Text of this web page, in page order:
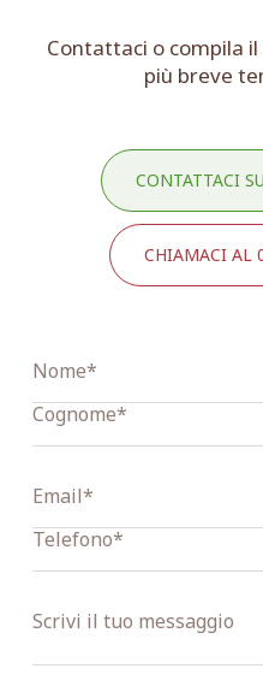
Contattaci o compila
più breve
CONTATTACI
CHIAMACI AL